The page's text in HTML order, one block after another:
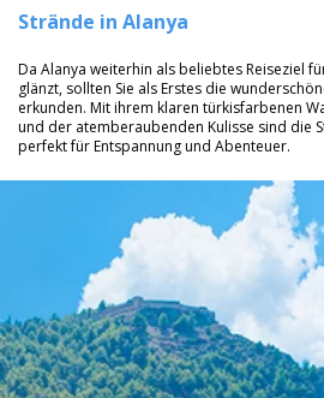
Strände in Alanya
Da Alanya weiterhin als beliebtes Reiseziel
glänzt, sollten Sie als Erstes die
erkunden. Mit ihrem klaren türkisfarbenen
und der atemberaubenden Kulisse sind die
perfekt für Entspannung und Abenteuer.